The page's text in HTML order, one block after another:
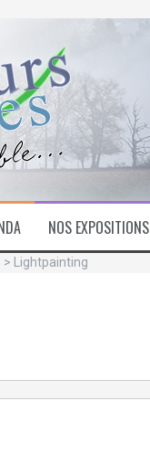
NOS EXPOSITIONS
> Lightpainting